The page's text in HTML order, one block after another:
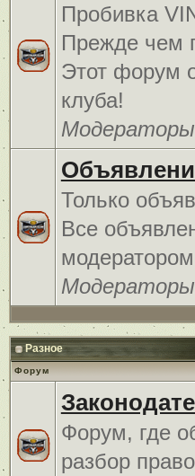
Пробивка
Прежде чем
Этот форум
клуба!
Только
Все
Разное
Форум
Форум, где
разбор